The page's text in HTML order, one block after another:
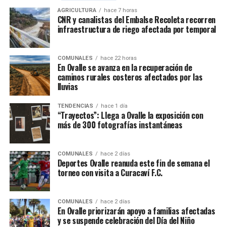
AGRICULTURA hace 7 horas
CNR y canalistas del Embalse Recoleta recorren
infraestructura de riego afectada por temporal
COMUNALES hace 22 horas
En Ovalle se avanza en la recuperación de
caminos rurales costeros afectados por las
lluvias
TENDENCIAS hace 1 día
“Trayectos”: Llega a Ovalle la exposición con
más de 300 fotografías instantáneas
COMUNALES hace 2 días
Deportes Ovalle reanuda este fin de semana el
torneo con visita a Curacaví F.C.
COMUNALES hace 2 días
En Ovalle priorizarán apoyo a familias afectadas
y se suspende celebración del Día del Niño